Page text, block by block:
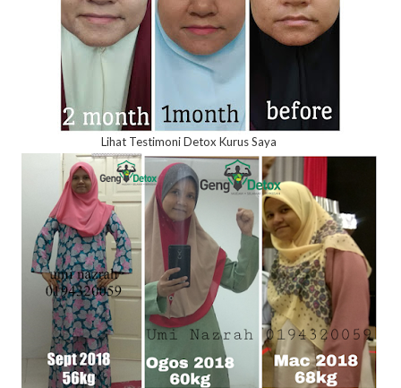
Lihat Testimoni Detox Kurus Saya